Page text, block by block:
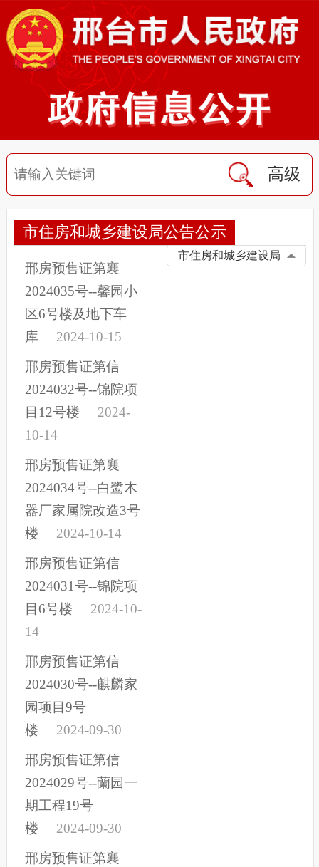
高级
市住房和城乡建设局公告公示
市住房和城乡建设局
邢房预售证第襄
2024035号--馨园小
区6号楼及地下车
库
2024-10-15
邢房预售证第信
2024032号--锦院项
目12号楼
2024-
10-14
邢房预售证第襄
2024034号--白鹭木
器厂家属院改造3号
楼
2024-10-14
邢房预售证第信
2024031号--锦院项
目6号楼
2024-10-
14
邢房预售证第信
2024030号--麒麟家
园项目9号
楼
2024-09-30
邢房预售证第信
2024029号--蘭园一
期工程19号
楼
2024-09-30
邢房预售证第襄